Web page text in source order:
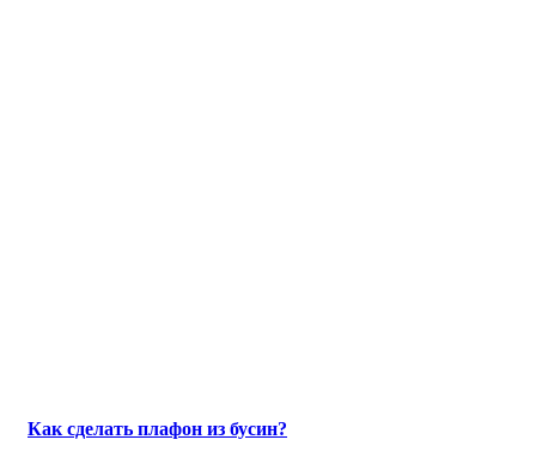
Как сделать плафон из бусин?